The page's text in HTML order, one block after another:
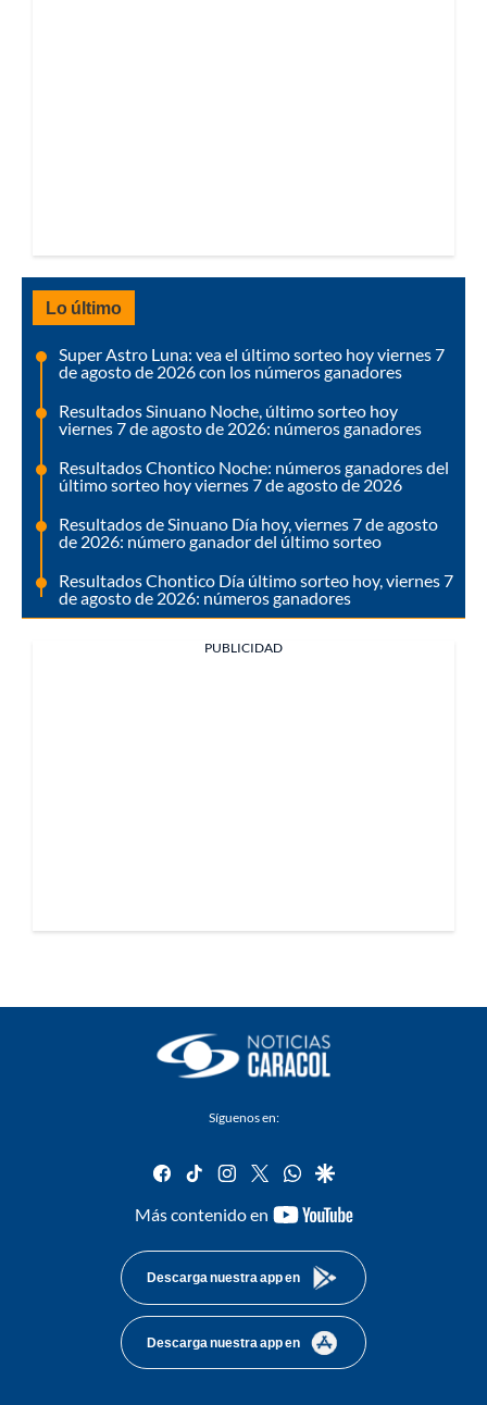
Lo último
Super Astro Luna: vea el último sorteo hoy viernes 7
de agosto de 2026 con los números ganadores
Resultados Sinuano Noche, último sorteo hoy
viernes 7 de agosto de 2026: números ganadores
Resultados Chontico Noche: números ganadores del
último sorteo hoy viernes 7 de agosto de 2026
Resultados de Sinuano Día hoy, viernes 7 de agosto
de 2026: número ganador del último sorteo
Resultados Chontico Día último sorteo hoy, viernes 7
de agosto de 2026: números ganadores
PUBLICIDAD
Síguenos en:
facebook
tiktok instagram
twitterwhatsapp
google
Más contenido en
youtube-
Descarga nuestra app en
Descarga nuestra app en